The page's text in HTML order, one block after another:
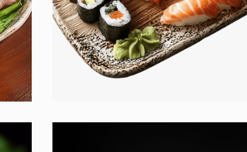
2 Nigiri, 8 Ura Maki,